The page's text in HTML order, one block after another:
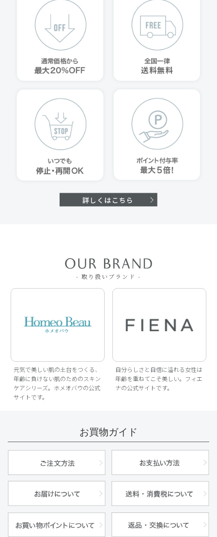
- 取り扱いブランド -
元気で美しい肌の土台をつくる、
年齢に負けない肌のためのスキン
ケアシリーズ。ホメオバウの公式
サイトです。
自分らしさと自信に溢れる女性は
年齢を重ねてこそ美しい。フィエ
ナの公式サイトです。
お買物ガイド